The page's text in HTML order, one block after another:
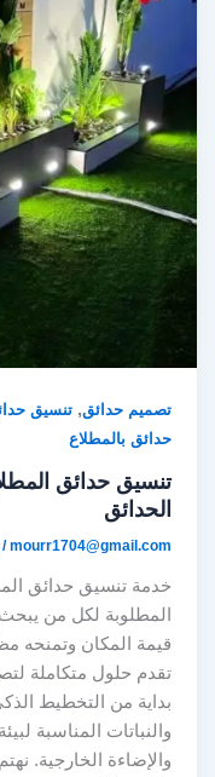
تصميم حدائق,تنسيق
حدائق بالمطلاع
تنسيق حدائق
الحدائق
mourr1704@gmail.com
خدمة تنسيق حدائق
المطلوبة لكل من
قيمة المكان وتمنحه
تقدم حلول متكاملة
بداية من التخطيط
والنباتات المناسبة
والإضاءة الخارجية.